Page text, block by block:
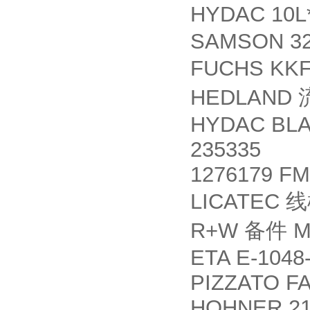
HYDAC
SAMSON
FUCHS
HEDLAND
HYDAC
235335
1276179
LICATEC
R+W 备件
ETA E-
PIZZATO